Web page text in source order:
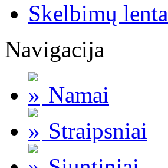
Skelbimų lenta
Navigacija
Namai
Straipsniai